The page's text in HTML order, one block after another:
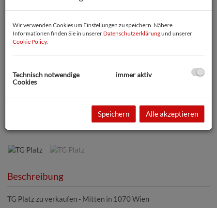
TG Platz
Beschreibung
TG Platz zu verkaufen - Mitten in 1070 Wien
Wir verwenden Cookies um Einstellungen zu speichern. Nähere
Informationen finden Sie in unserer Datenschutzerklärungund unserer
Cookie Policy.
Technisch notwendige
Cookies
immer aktiv
Speichern Alle akzeptieren